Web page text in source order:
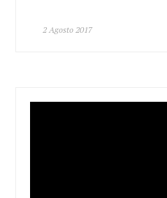
2 Agosto 2017